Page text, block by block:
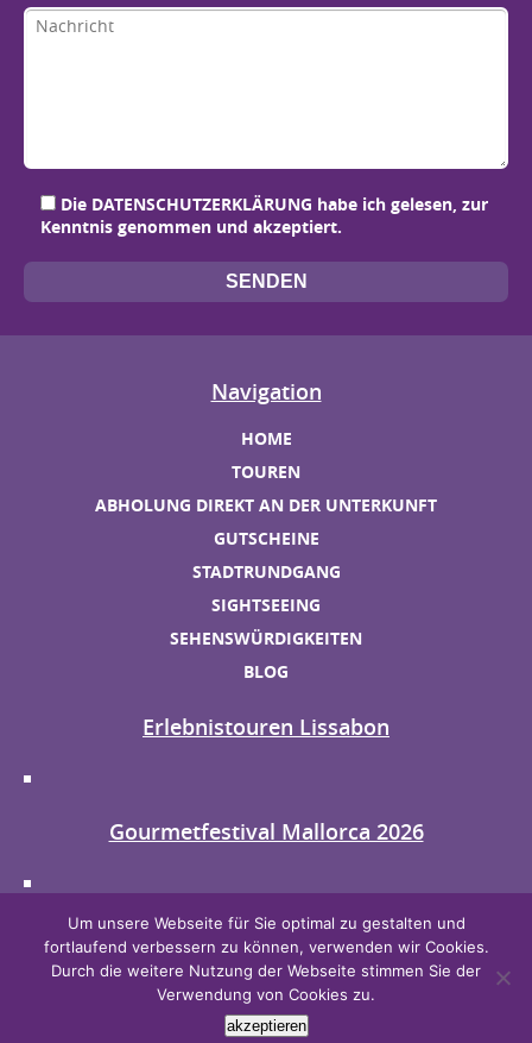
Die DATENSCHUTZERKLÄRUNG habe ich gelesen, zur
Kenntnis genommen und akzeptiert.
Navigation
HOME
TOUREN
ABHOLUNG DIREKT AN DER UNTERKUNFT
GUTSCHEINE
STADTRUNDGANG
SIGHTSEEING
SEHENSWÜRDIGKEITEN
BLOG
Erlebnistouren Lissabon
Gourmetfestival Mallorca 2026
AGB
DATENSCHUTZ
IMPRESSUM
Um unsere Webseite für Sie optimal zu gestalten und
fortlaufend verbessern zu können, verwenden wir Cookies.
Durch die weitere Nutzung der Webseite stimmen Sie der
Verwendung von Cookies zu.
akzeptieren